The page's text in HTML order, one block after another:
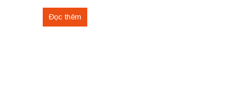
đảm bảo rèm vận hành trơn tru, chắc chắn và
bền lâu. Thay khung rèm bị gãy, cong vênh
Đọc thêm